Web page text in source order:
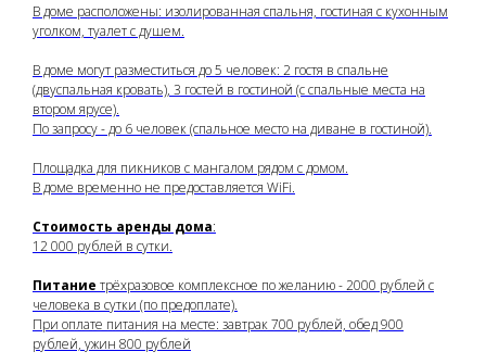
В доме расположены: изолированная спальня, гостиная с кухонным
уголком, туалет с душем.
В доме могут разместиться до 5 человек: 2 гостя в спальне
(двуспальная кровать), 3 гостей в гостиной (с спальные места на
втором ярусе).
По запросу - до 6 человек (спальное место на диване в гостиной).
Площадка для пикников с мангалом рядом с домом.
В доме временно не предоставляется WiFi.
Стоимость аренды дома:
12 000 рублей в сутки.
Питание трёхразовое комплексное по желанию - 2000 рублей с
человека в сутки (по предоплате).
При оплате питания на месте: завтрак 700 рублей, обед 900
рублей, ужин 800 рублей